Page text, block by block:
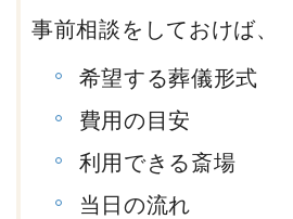
事前相談をしておけば、
希望する葬儀形式
費用の目安
利用できる斎場
当日の流れ